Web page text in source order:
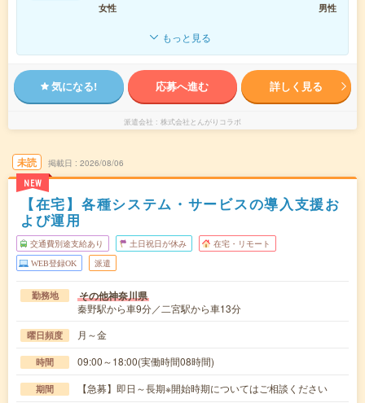
女性
男性
もっと見る
気になる! 応募へ進む 詳しく見る
派遣会社 株式会社とんがりコラボ
未読
NEW
掲載日 2026/08/06
【在宅】各種システム・サービスの導入支援お
よび運用
交通費別途支給あり 土日祝日が休み 在宅・リモート
WEB登録OK 派遣
勤務地 その他神奈川県
秦野駅から車9分／二宮駅から車13分
曜日頻度 月～金
時間 09:00～18:00(実働時間08時間)
期間 【急募】即日～長期※開始時期についてはご相談ください